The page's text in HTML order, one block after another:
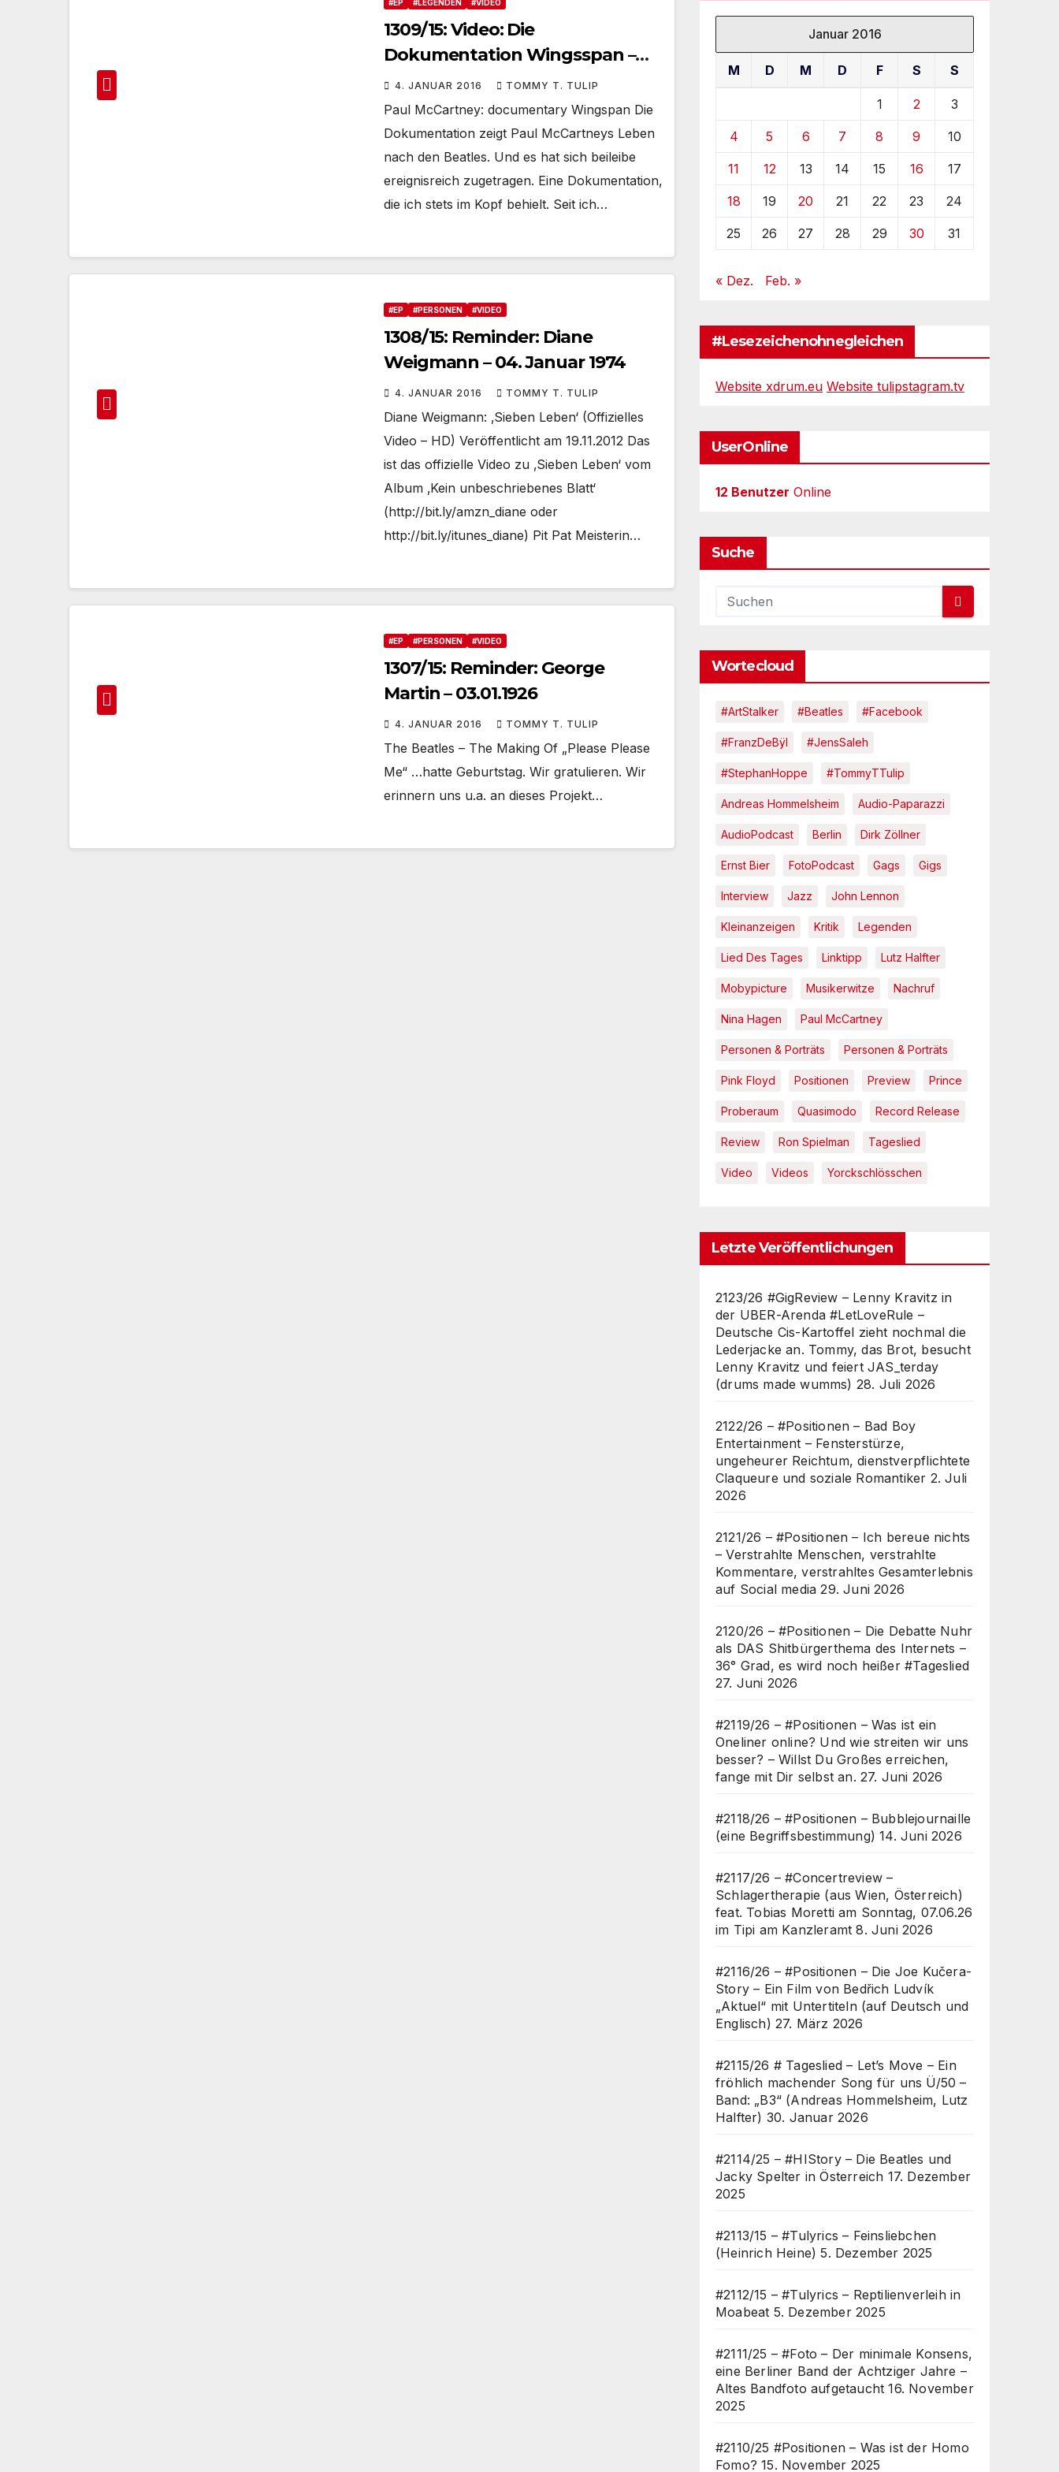
#EP #LEGENDEN #VIDEO
1309/15: Video: Die
Dokumentation Wingsspan –
Über das Leben nach den
Beatles
4. JANUAR 2016 TOMMY T. TULIP
Paul McCartney: documentary Wingspan Die
Dokumentation zeigt Paul McCartneys Leben
nach den Beatles. Und es hat sich beileibe
ereignisreich zugetragen. Eine Dokumentation,
die ich stets im Kopf behielt. Seit ich…
#EP #PERSONEN #VIDEO
1308/15: Reminder: Diane
Weigmann – 04. Januar 1974
4. JANUAR 2016 TOMMY T. TULIP
Diane Weigmann: ‚Sieben Leben‘ (Offizielles
Video – HD) Veröffentlicht am 19.11.2012 Das
ist das offizielle Video zu ‚Sieben Leben‘ vom
Album ‚Kein unbeschriebenes Blatt‘
(http://bit.ly/amzn_diane oder
http://bit.ly/itunes_diane) Pit Pat Meisterin…
#EP #PERSONEN #VIDEO
1307/15: Reminder: George
Martin – 03.01.1926
4. JANUAR 2016 TOMMY T. TULIP
The Beatles – The Making Of „Please Please
Me“ …hatte Geburtstag. Wir gratulieren. Wir
erinnern uns u.a. an dieses Projekt…
Januar 2016
M D M D F S S
1 2 3
4 5 6 7 8 9 10
11 12 13 14 15 16 17
18 19 20 21 22 23 24
25 26 27 28 29 30 31
« Dez. Feb. »
#Lesezeichenohnegleichen
Website xdrum.eu Website tulipstagram.tv
UserOnline
12 Benutzer Online
Suche
Wortecloud
#ArtStalker #Beatles #Facebook
#FranzDeBÿl #JensSaleh
#StephanHoppe #TommyTTulip
Andreas Hommelsheim Audio-Paparazzi
AudioPodcast Berlin Dirk Zöllner
Ernst Bier FotoPodcast Gags Gigs
Interview Jazz John Lennon
Kleinanzeigen Kritik Legenden
Lied Des Tages Linktipp Lutz Halfter
Mobypicture Musikerwitze Nachruf
Nina Hagen Paul McCartney
Personen & Porträts Personen & Porträts
Pink Floyd Positionen Preview Prince
Proberaum Quasimodo Record Release
Review Ron Spielman Tageslied
Video Videos Yorckschlösschen
Letzte Veröffentlichungen
2123/26 #GigReview – Lenny Kravitz in
der UBER-Arenda #LetLoveRule –
Deutsche Cis-Kartoffel zieht nochmal die
Lederjacke an. Tommy, das Brot, besucht
Lenny Kravitz und feiert JAS_terday
(drums made wumms) 28. Juli 2026
2122/26 – #Positionen – Bad Boy
Entertainment – Fensterstürze,
ungeheurer Reichtum, dienstverpflichtete
Claqueure und soziale Romantiker 2. Juli
2026
2121/26 – #Positionen – Ich bereue nichts
– Verstrahlte Menschen, verstrahlte
Kommentare, verstrahltes Gesamterlebnis
auf Social media 29. Juni 2026
2120/26 – #Positionen – Die Debatte Nuhr
als DAS Shitbürgerthema des Internets –
36° Grad, es wird noch heißer #Tageslied
27. Juni 2026
#2119/26 – #Positionen – Was ist ein
Oneliner online? Und wie streiten wir uns
besser? – Willst Du Großes erreichen,
fange mit Dir selbst an. 27. Juni 2026
#2118/26 – #Positionen – Bubblejournaille
(eine Begriffsbestimmung) 14. Juni 2026
#2117/26 – #Concertreview –
Schlagertherapie (aus Wien, Österreich)
feat. Tobias Moretti am Sonntag, 07.06.26
im Tipi am Kanzleramt 8. Juni 2026
#2116/26 – #Positionen – Die Joe Kučera-
Story – Ein Film von Bedřich Ludvík
„Aktuel“ mit Untertiteln (auf Deutsch und
Englisch) 27. März 2026
#2115/26 # Tageslied – Let’s Move – Ein
fröhlich machender Song für uns Ü/50 –
Band: „B3“ (Andreas Hommelsheim, Lutz
Halfter) 30. Januar 2026
#2114/25 – #HIStory – Die Beatles und
Jacky Spelter in Österreich 17. Dezember
2025
#2113/15 – #Tulyrics – Feinsliebchen
(Heinrich Heine) 5. Dezember 2025
#2112/15 – #Tulyrics – Reptilienverleih in
Moabeat 5. Dezember 2025
#2111/25 – #Foto – Der minimale Konsens,
eine Berliner Band der Achtziger Jahre –
Altes Bandfoto aufgetaucht 16. November
2025
#2110/25 #Positionen – Was ist der Homo
Fomo? 15. November 2025